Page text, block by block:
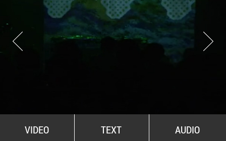
CinePOLSKA – filme poloneze la
București
PEOPLE OF ROMANIA se lansează la
galeria Simeza
All Stars For Outernational
VIDEO TEXT AUDIO